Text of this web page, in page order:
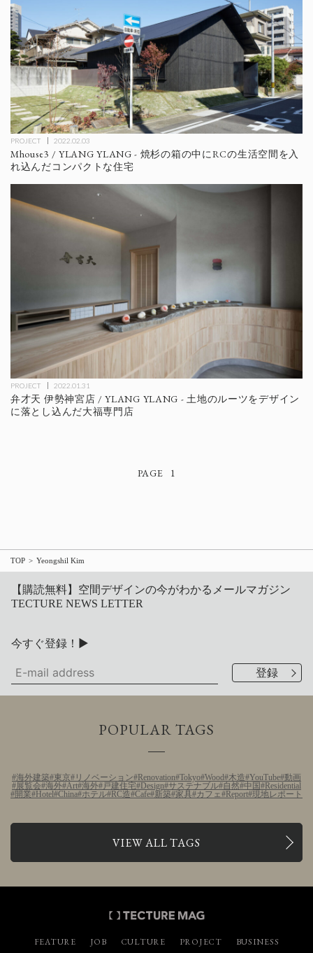
PROJECT 2022.02.03
Mhouse3 / YLANG YLANG - 焼杉の箱の中にRCの生活空間を入
れ込んだコンパクトな住宅
PROJECT 2022.01.31
弁才天 伊勢神宮店 / YLANG YLANG - 土地のルーツをデザイン
に落とし込んだ大福専門店
1
TOP Yeongshil Kim
【購読無料】空間デザインの今がわかるメールマガジン
TECTURE NEWS LETTER
今すぐ登録！▶
POPULAR TAGS
海外建築 東京 リノベーション Renovation Tokyo Wood 木造 YouTube 動画
展覧会 海外 Art 海外 戸建住宅 Design サステナブル 自然 中国
Residential
開業
Hotel China ホテル RC造 Cafe 新築 家具 カフェ Report 現地レポート
VIEW ALL TAGS
FEATURE JOB CULTURE PROJECT
BUSINESS